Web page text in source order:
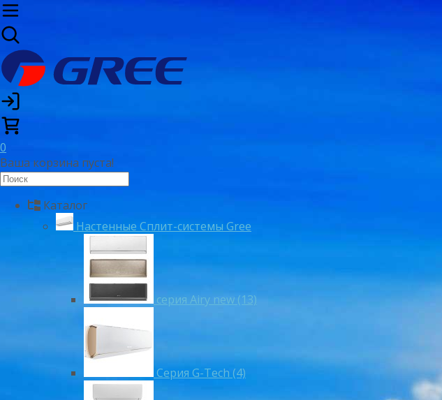
0
Ваша корзина пуста!
Каталог
Настенные Сплит-системы Gree
серия Airy new (13)
Серия G-Tech (4)